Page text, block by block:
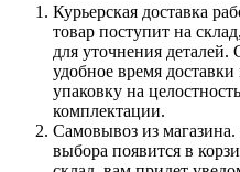
Курьерская доставка
товар поступит на
для уточнения
удобное время
упаковку на
комплектации.
Самовывоз из
выбора появится в